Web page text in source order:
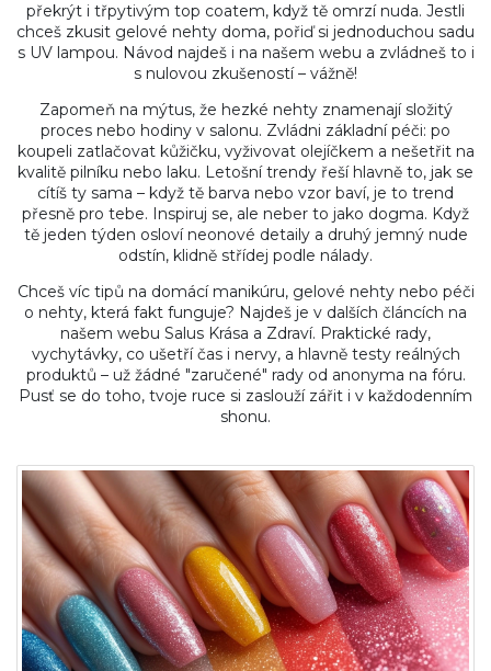
překrýt i třpytivým top coatem, když tě omrzí nuda. Jestli
chceš zkusit gelové nehty doma, pořiď si jednoduchou sadu
s UV lampou. Návod najdeš i na našem webu a zvládneš to i
s nulovou zkušeností – vážně!
Zapomeň na mýtus, že hezké nehty znamenají složitý
proces nebo hodiny v salonu. Zvládni základní péči: po
koupeli zatlačovat kůžičku, vyživovat olejíčkem a nešetřit na
kvalitě pilníku nebo laku. Letošní trendy řeší hlavně to, jak se
cítíš ty sama – když tě barva nebo vzor baví, je to trend
přesně pro tebe. Inspiruj se, ale neber to jako dogma. Když
tě jeden týden osloví neonové detaily a druhý jemný nude
odstín, klidně střídej podle nálady.
Chceš víc tipů na domácí manikúru, gelové nehty nebo péči
o nehty, která fakt funguje? Najdeš je v dalších článcích na
našem webu Salus Krása a Zdraví. Praktické rady,
vychytávky, co ušetří čas i nervy, a hlavně testy reálných
produktů – už žádné "zaručené" rady od anonyma na fóru.
Pusť se do toho, tvoje ruce si zaslouží zářit i v každodenním
shonu.